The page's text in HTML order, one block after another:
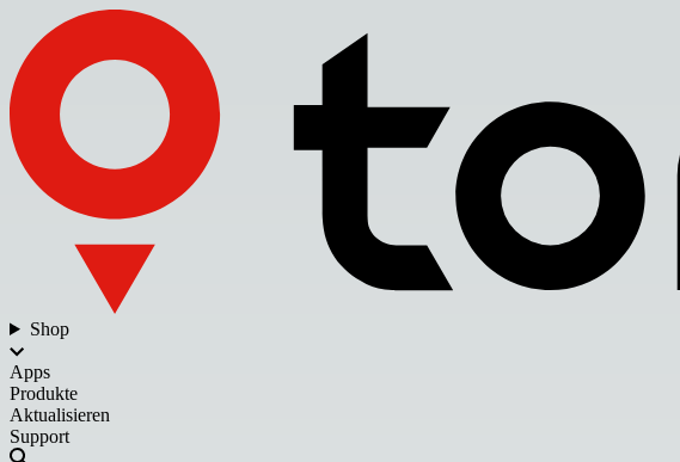
Shop
Apps
Produkte
Aktualisieren
Support